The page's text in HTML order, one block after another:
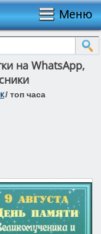
Меню
на WhatsApp,
/ топ часа